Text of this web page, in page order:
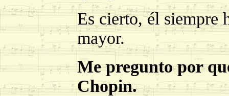
Es cierto, él siempre
mayor.
Me pregunto por
Chopin.